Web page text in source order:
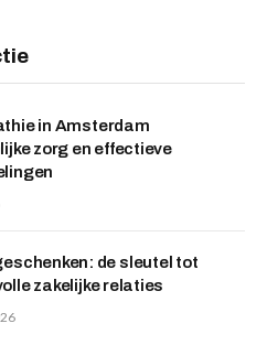
in Amsterdam
zorg en effectieve
de sleutel tot
zakelijke relaties